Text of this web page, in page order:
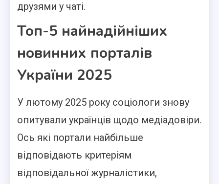
друзями у чаті.
Топ-5 найнадійніших
новинних порталів
України 2025
У лютому 2025 року соціологи знову
опитували українців щодо медіадовіри.
Ось які портали найбільше
відповідають критеріям
відповідальної журналістики,